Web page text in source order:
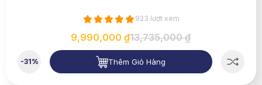
923 lượt xem
9,990,000 ₫13,735,000 ₫
-31% Thêm Giỏ Hàng